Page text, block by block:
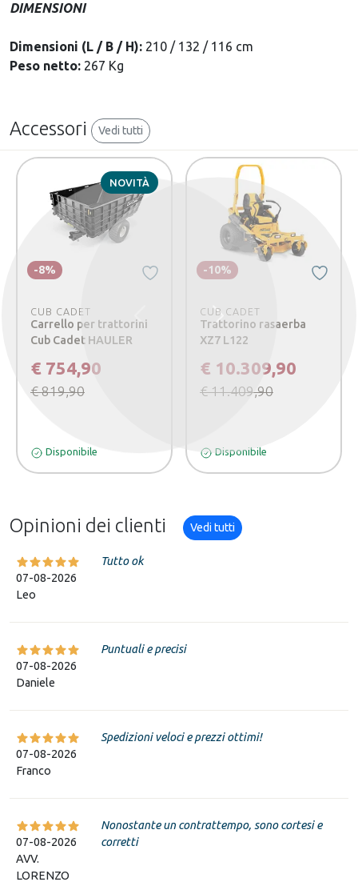
DIMENSIONI
Dimensioni (L / B / H): 210 / 132 / 116 cm
Peso netto: 267 Kg
Accessori Vedi tutti
NOVITÀ
CUB CADET
Carrello per trattorini
Cub Cadet HAULER
€ 754,90
€ 819,90
-8%
Disponibile
CUB CADET
Trattorino rasaerba
XZ7 L122
€ 10.309,90
€ 11.409,90
-10%
Disponibile
Precedente Successivo
Opinioni dei clienti Vedi tutti
07-08-2026
Leo
Tutto ok
07-08-2026
Daniele
Puntuali e precisi
07-08-2026
Franco
Spedizioni veloci e prezzi ottimi!
07-08-2026
AVV.
LORENZO
Nonostante un contrattempo, sono cortesi e
corretti